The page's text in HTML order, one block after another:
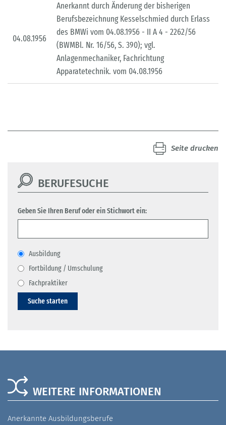
04.08.1956
Anerkannt durch Änderung der bisherigen
Berufsbezeichnung Kesselschmied durch Erlass
des BMWi vom 04.08.1956 - II A 4 - 2262/56
(BWMBl. Nr. 16/56, S. 390); vgl.
Anlagenmechaniker, Fachrichtung
Apparatetechnik. vom 04.08.1956
Seite drucken
BERUFESUCHE
Geben Sie Ihren Beruf oder ein Stichwort ein:
Ausbildung
Fortbildung / Umschulung
Fachpraktiker
Suche starten
WEITERE INFORMATIONEN
Anerkannte Ausbildungsberufe